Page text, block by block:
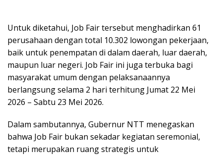
Untuk diketahui, Job Fair tersebut menghadirkan 61
perusahaan dengan total 10.302 lowongan pekerjaan,
baik untuk penempatan di dalam daerah, luar daerah,
maupun luar negeri. Job Fair ini juga terbuka bagi
masyarakat umum dengan pelaksanaannya
berlangsung selama 2 hari terhitung Jumat 22 Mei
2026 – Sabtu 23 Mei 2026.
Dalam sambutannya, Gubernur NTT menegaskan
bahwa Job Fair bukan sekadar kegiatan seremonial,
tetapi merupakan ruang strategis untuk